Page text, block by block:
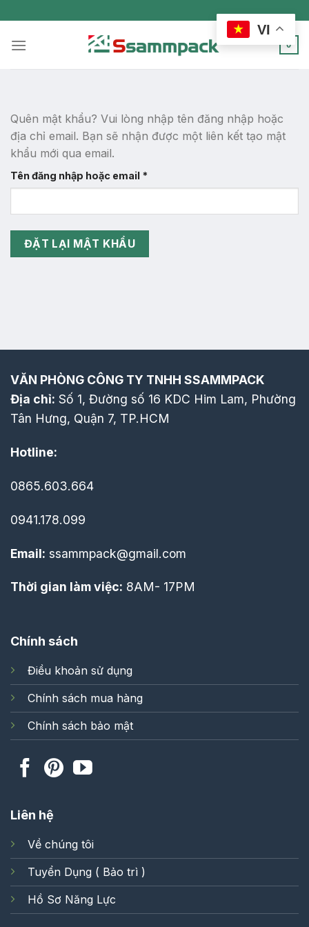
to
content
0
Quên mật khẩu? Vui lòng nhập tên đăng nhập hoặc
địa chỉ email. Bạn sẽ nhận được một liên kết tạo mật
khẩu mới qua email.
Tên đăng nhập hoặc email *
buộc
ĐẶT LẠI MẬT KHẨU
VĂN PHÒNG CÔNG TY TNHH SSAMMPACK
Địa chỉ: Số 1, Đường số 16 KDC Him Lam, Phường
Tân Hưng, Quận 7, TP.HCM
Hotline:
0865.603.664
0941.178.099
Email: ssammpack@gmail.com
Thời gian làm việc: 8AM- 17PM
Chính sách
Điều khoản sử dụng
Chính sách mua hàng
Chính sách bảo mật
Liên hệ
Về chúng tôi
Tuyển Dụng ( Bảo trì )
Hồ Sơ Năng Lực
VI